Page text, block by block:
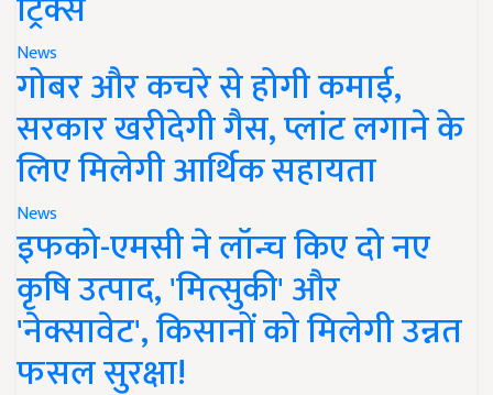
News
गोबर और कचरे से होगी कमाई,
सरकार खरीदेगी गैस, प्लांट लगाने के
लिए मिलेगी आर्थिक सहायता
News
इफको-एमसी ने लॉन्च किए दो नए
कृषि उत्पाद, 'मित्सुकी' और
'नेक्सावेट', किसानों को मिलेगी उन्नत
फसल सुरक्षा!